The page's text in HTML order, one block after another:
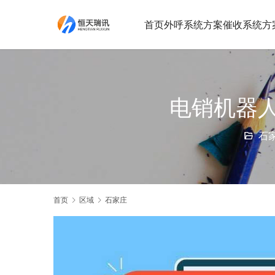
首页外呼系统方案催收系统方
电销机器
石
首页 区域 石家庄